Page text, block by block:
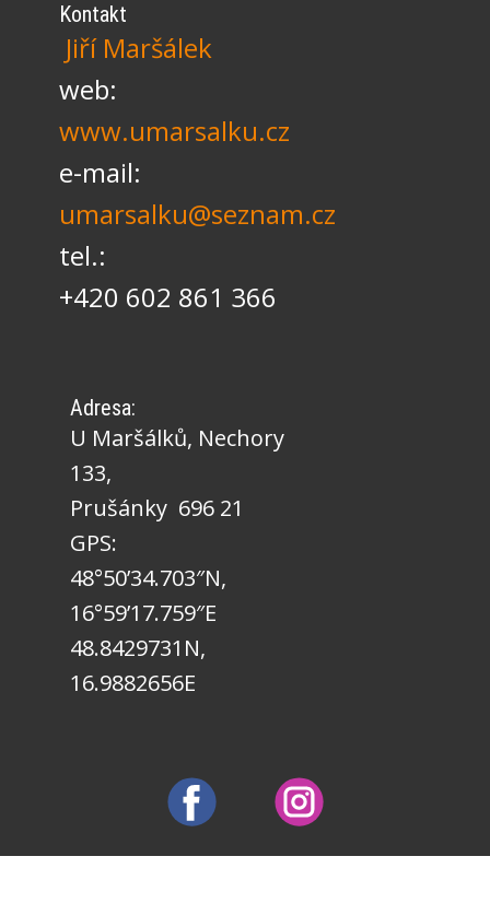
Kontakt
Jiří Maršálek
web:
www.umarsalku.cz
e-mail:
umarsalku@seznam.cz
tel.:
+420 602 861 366
Adresa:
U Maršálků, Nechory
133,
Prušánky 696 21
GPS:
48°50’34.703″N,
16°59’17.759″E
48.8429731N,
16.9882656E